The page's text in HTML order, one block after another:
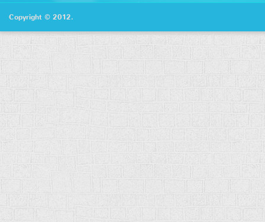
Copyright © 2012.